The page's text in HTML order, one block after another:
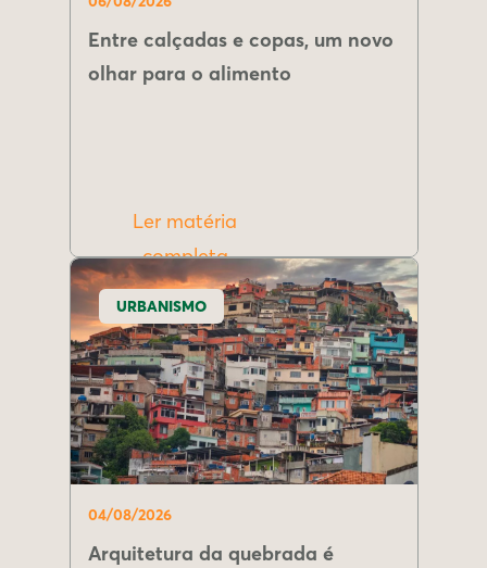
Entre calçadas e copas, um novo
olhar para o alimento
Ler matéria
completa
URBANISMO
04/08/2026
Arquitetura da quebrada é